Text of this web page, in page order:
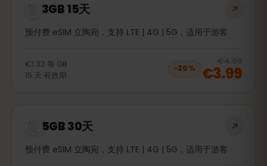
3GB 15天
预付费 eSIM 立陶宛，支持 LTE | 4G | 5G，适用于游客
€1.33 每 GB
15 天 有效期
−20%
€4.99
€3.99
5GB 30天
预付费 eSIM 立陶宛，支持 LTE | 4G | 5G，适用于游客